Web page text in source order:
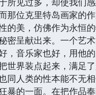
那位克里特岛画家的
的美，仿佛作为永恒
密呈献出来。一个艺
，音乐家也好，用他
世界装点起来，满足
同人类的性本能不无相
暴的一面。在把作品